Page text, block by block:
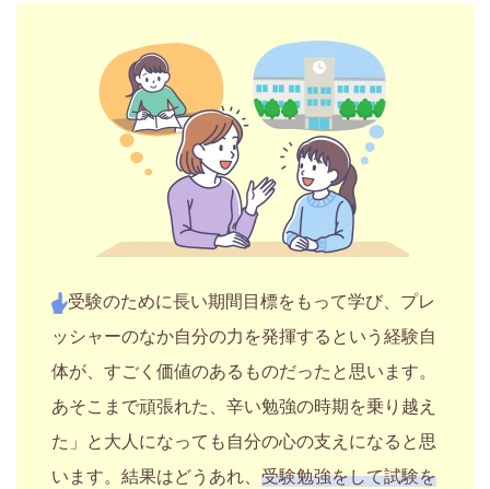
受験のために長い期間目標をもって学び、プレ
ッシャーのなか自分の力を発揮するという経験自
体が、すごく価値のあるものだったと思います。
あそこまで頑張れた、辛い勉強の時期を乗り越え
た」と大人になっても自分の心の支えになると思
います。結果はどうあれ、 受験勉強をして試験を